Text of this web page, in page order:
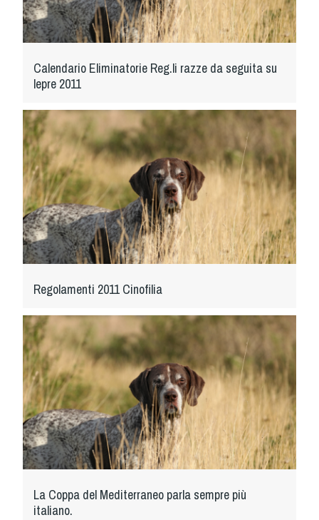
Calendario Eliminatorie Reg.li razze da seguita su
lepre 2011
Regolamenti 2011 Cinofilia
La Coppa del Mediterraneo parla sempre più
italiano.